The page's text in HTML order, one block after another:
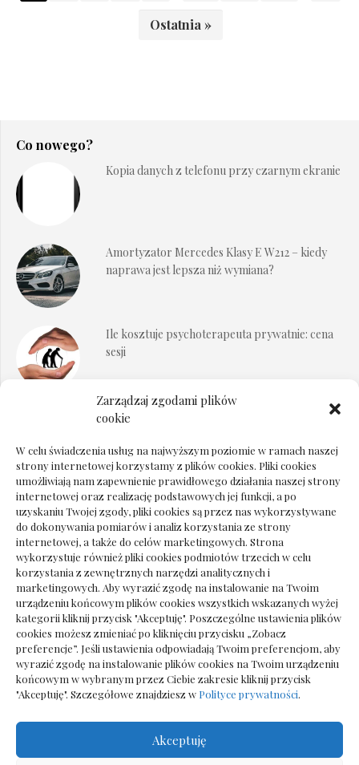
Zarządzaj zgodami plików
cookie
W celu świadczenia usług na najwyższym poziomie w ramach naszej
strony internetowej korzystamy z plików cookies. Pliki cookies
umożliwiają nam zapewnienie prawidłowego działania naszej strony
internetowej oraz realizację podstawowych jej funkcji, a po
uzyskaniu Twojej zgody, pliki cookies są przez nas wykorzystywane
do dokonywania pomiarów i analiz korzystania ze strony
internetowej, a także do celów marketingowych. Strona
wykorzystuje również pliki cookies podmiotów trzecich w celu
korzystania z zewnętrznych narzędzi analitycznych i
marketingowych. Aby wyrazić zgodę na instalowanie na Twoim
urządzeniu końcowym plików cookies wszystkich wskazanych wyżej
kategorii kliknij przycisk "Akceptuję". Poszczególne ustawienia plików
cookies możesz zmieniać po kliknięciu przycisku „Zobacz
preferencje”. Jeśli ustawienia odpowiadają Twoim preferencjom, aby
wyrazić zgodę na instalowanie plików cookies na Twoim urządzeniu
końcowym w wybranym przez Ciebie zakresie kliknij przycisk
"Akceptuję". Szczegółowe znajdziesz w Polityce prywatności.
Akceptuję
Ostatnia »
Co nowego?
Kopia danych z telefonu przy czarnym ekranie
Amortyzator Mercedes Klasy E W212 – kiedy
naprawa jest lepsza niż wymiana?
Ile kosztuje psychoterapeuta prywatnie: cena
sesji
Dokumenty do odbioru przy zmianie biura
Deska podłogowa do salonu: jak wybrać bez
pośpiechu